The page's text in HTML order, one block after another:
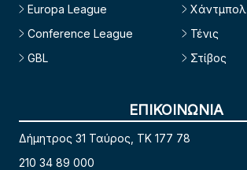
Europa League
Conference League
GBL
Χάντμπολ
Τένις
Στίβος
ΕΠΙΚΟΙΝΩΝΙΑ
Δήμητρος 31 Ταύρος, TK 177 78
210 34 89 000